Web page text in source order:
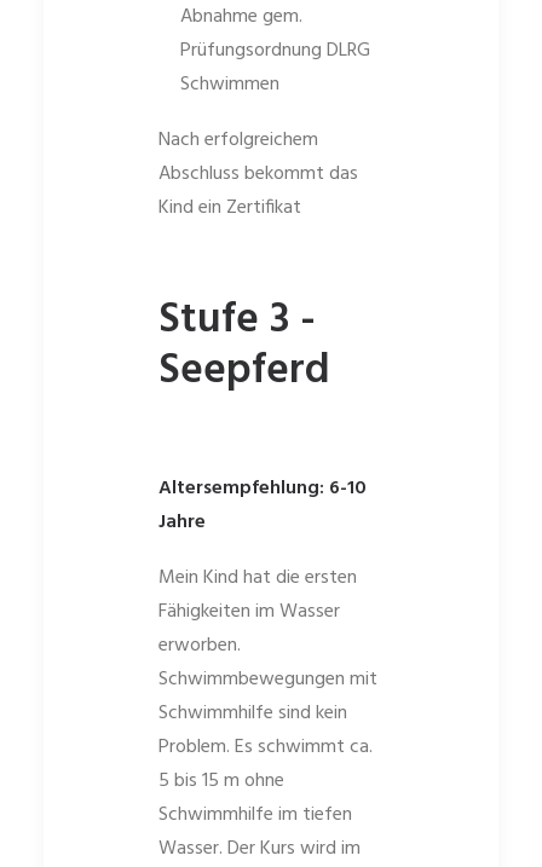
Abnahme gem.
Prüfungsordnung DLRG
Schwimmen
Nach erfolgreichem
Abschluss bekommt das
Kind ein Zertifikat
Stufe 3 -
Seepferd
Altersempfehlung: 6-10
Jahre
Mein Kind hat die ersten
Fähigkeiten im Wasser
erworben.
Schwimmbewegungen mit
Schwimmhilfe sind kein
Problem. Es schwimmt ca.
5 bis 15 m ohne
Schwimmhilfe im tiefen
Wasser. Der Kurs wird im